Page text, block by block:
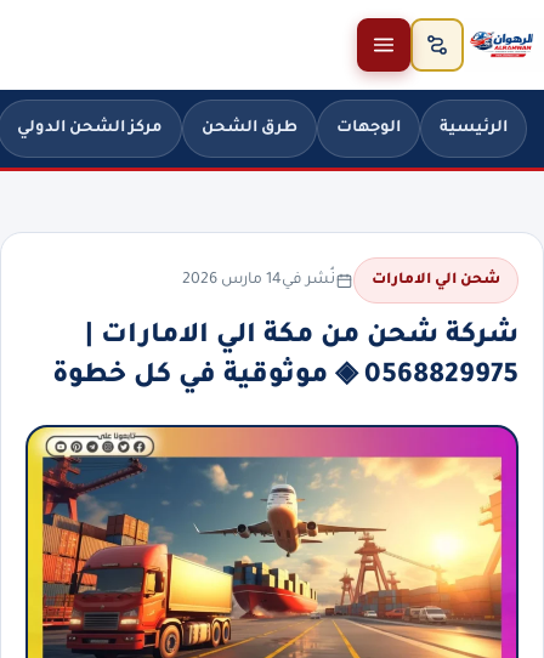
تخطَّ إلى المحتوى
الرئيسية الوجهات طرق الشحن مركز الشحن الدولي
شحن الي الامارات نُشر في14 مارس 2026
شركة شحن من مكة الي الامارات |
0568829975 ◈ موثوقية في كل خطوة